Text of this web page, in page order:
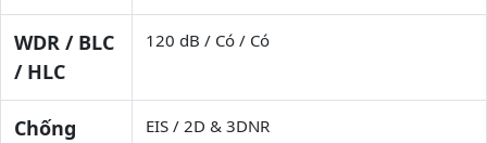
WDR / BLC
/ HLC
120 dB / Có / Có
Chống
EIS / 2D & 3DNR